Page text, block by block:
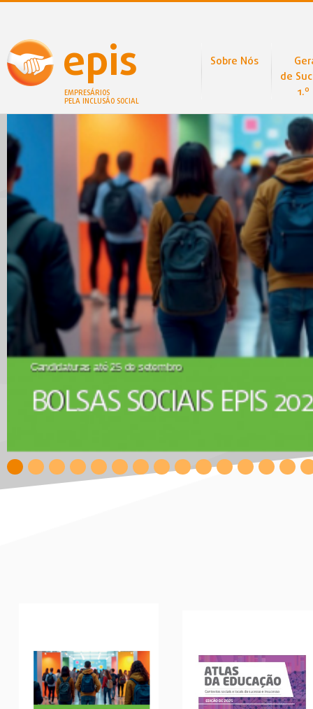
epis
EMPRESÁRIOS
PELA INCLUSÃO SOCIAL
Sobre Nós
de
CUIDAR PARA RECONSTRUIR
BOOT CAMP EPIS 2026